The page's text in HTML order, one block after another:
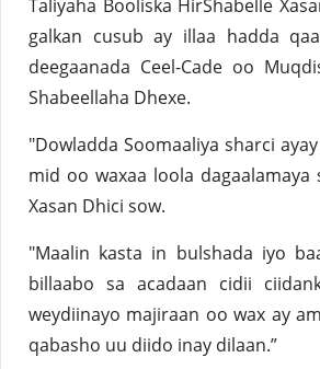
Taliyaha Booliska HirShabelle
galkan cusub ay illaa hadda
deegaanada Ceel-Cade oo
Shabeellaha Dhexe.
"Dowladda Soomaaliya sharci
mid oo waxaa loola dagaalamaya
Xasan Dhici sow.
"Maalin kasta in bulshada iyo
billaabo sa acadaan cidii
weydiinayo majiraan oo wax ay
qabasho uu diido inay dilaan.”